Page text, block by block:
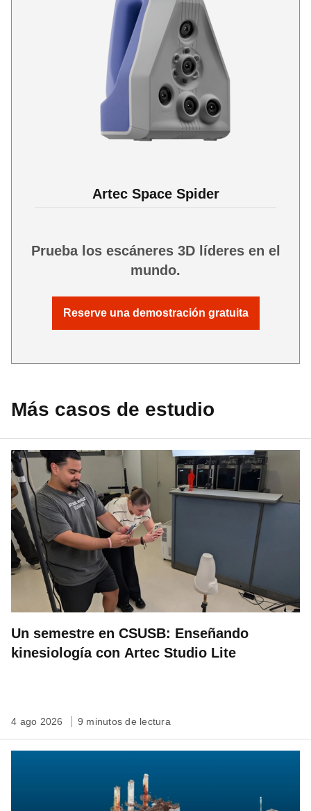
Artec Space Spider
Prueba los escáneres 3D líderes en el
mundo.
Reserve una demostración gratuita
Más casos de estudio
Un semestre en CSUSB: Enseñando
kinesiología con Artec Studio Lite
4 ago 2026 9 minutos de lectura